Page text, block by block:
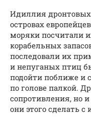
Идиллия дронтовых
островах
моряки посчитали
корабельных
последовали их
и непуганых птиц
подойти поближе и
по голове палкой.
сопротивления, но
они этого сделать с